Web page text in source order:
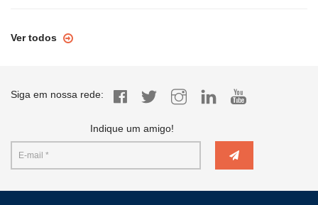
Ver todos
Siga em nossa rede:
Indique um amigo!